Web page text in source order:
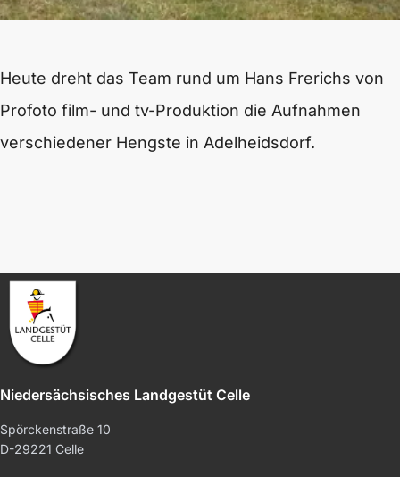
Heute dreht das Team rund um Hans Frerichs von
Profoto film- und tv-Produktion die Aufnahmen
verschiedener Hengste in Adelheidsdorf.
Niedersächsisches Landgestüt Celle
Spörckenstraße 10
D-29221 Celle